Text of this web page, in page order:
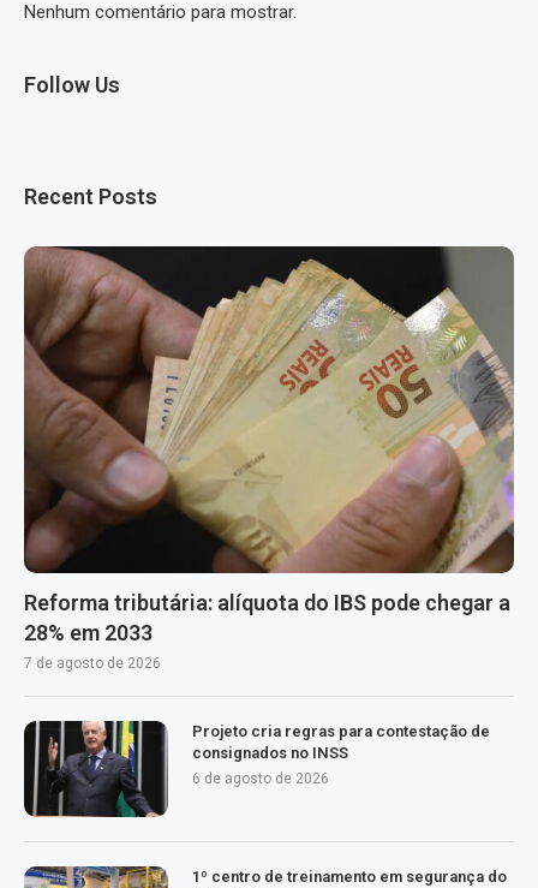
Nenhum comentário para mostrar.
Follow Us
Recent Posts
Reforma tributária: alíquota do IBS pode chegar a
28% em 2033
7 de agosto de 2026
Projeto cria regras para contestação de
consignados no INSS
6 de agosto de 2026
1º centro de treinamento em segurança do